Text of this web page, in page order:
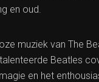
en oud.
muziek van The
Beatles
en het